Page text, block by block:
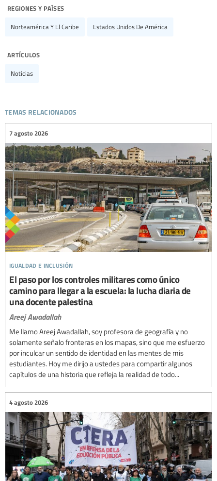
regiones y países
Norteamérica Y El Caribe Estados Unidos De América
artículos
Noticias
temas relacionados
igualdad e inclusión
7 agosto 2026
El paso por los controles militares como único
camino para llegar a la escuela: la lucha diaria de
una docente palestina
Areej Awadallah
Me llamo Areej Awadallah, soy profesora de geografía y no
solamente señalo fronteras en los mapas, sino que me esfuerzo
por inculcar un sentido de identidad en las mentes de mis
estudiantes. Hoy me dirijo a ustedes para compartir algunos
capítulos de una historia que refleja la realidad de todo...
4 agosto 2026